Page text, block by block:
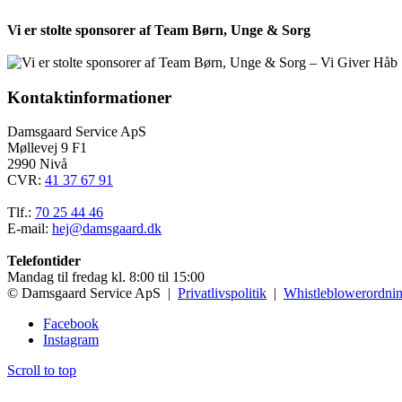
Vi er stolte sponsorer af Team Børn, Unge & Sorg
Kontaktinformationer
Damsgaard Service ApS
Møllevej 9 F1
2990 Nivå
CVR: 41 37 67 91
Tlf.: 70 25 44 46
E-mail: hej@damsgaard.dk
Telefontider
Mandag til fredag kl. 8:00 til 15:00
© Damsgaard Service ApS | Privatlivspolitik |
Facebook
Instagram
Scroll to top